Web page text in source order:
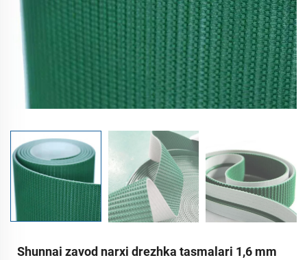
Shunnai zavod narxi drezhka tasmalari 1,6 mm